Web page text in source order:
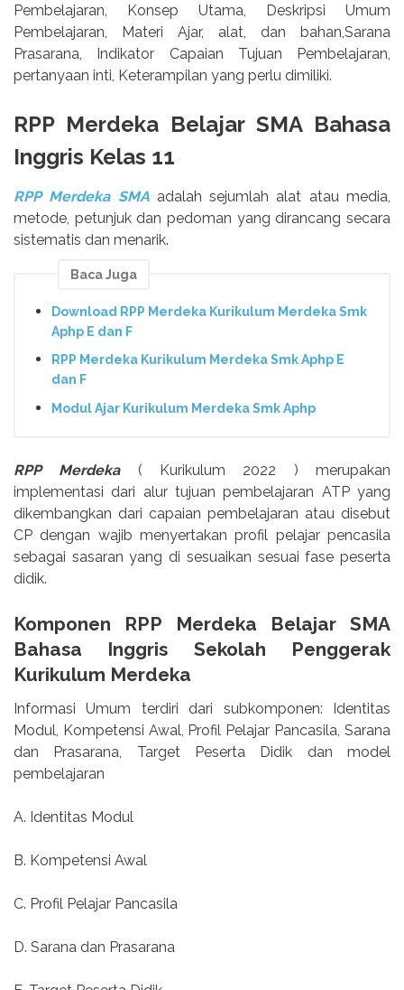
Pembelajaran, Konsep Utama, Deskripsi Umum
Pembelajaran, Materi Ajar, alat, dan bahan,Sarana
Prasarana, Indikator Capaian Tujuan Pembelajaran,
pertanyaan inti, Keterampilan yang perlu dimiliki.
RPP Merdeka Belajar SMA Bahasa
Inggris Kelas 11
RPP Merdeka SMA adalah sejumlah alat atau media,
metode, petunjuk dan pedoman yang dirancang secara
sistematis dan menarik.
Baca Juga
Download RPP Merdeka Kurikulum Merdeka Smk
Aphp E dan F
RPP Merdeka Kurikulum Merdeka Smk Aphp E
dan F
Modul Ajar Kurikulum Merdeka Smk Aphp
RPP Merdeka( Kurikulum 2022 ) merupakan
implementasi dari alur tujuan pembelajaran ATP yang
dikembangkan dari capaian pembelajaran atau disebut
CP dengan wajib menyertakan profil pelajar pencasila
sebagai sasaran yang di sesuaikan sesuai fase peserta
didik.
Komponen RPP Merdeka Belajar SMA
Bahasa Inggris Sekolah Penggerak
Kurikulum Merdeka
Informasi Umum terdiri dari subkomponen: Identitas
Modul, Kompetensi Awal, Profil Pelajar Pancasila, Sarana
dan Prasarana, Target Peserta Didik dan model
pembelajaran
A. Identitas Modul
B. Kompetensi Awal
C. Profil Pelajar Pancasila
D. Sarana dan Prasarana